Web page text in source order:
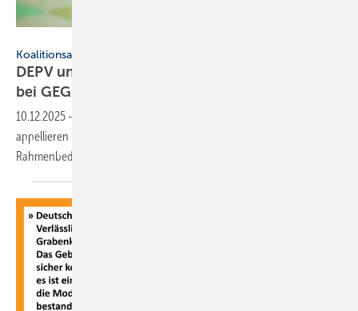
Koalitionsausschuss
DEPV und BWP ap­pel­lie­ren: Kei­nen Um­bruch
bei GEG und
10.12.2025 -
appellieren BWP und DEPV an die Bundesregierung, die
Rahmenbedingungen der Wärmewende stabil zu